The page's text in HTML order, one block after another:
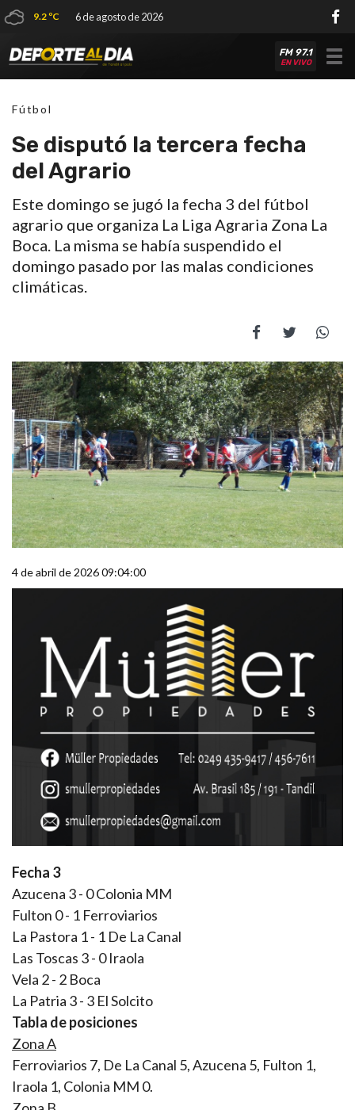
9.2 ºC 6 de agosto de 2026
FM 97.1
EN VIVO
Fútbol
Se disputó la tercera fecha
del Agrario
Este domingo se jugó la fecha 3 del fútbol
agrario que organiza La Liga Agraria Zona La
Boca. La misma se había suspendido el
domingo pasado por las malas condiciones
climáticas.
4 de abril de 2026 09:04:00
Fecha 3
Azucena 3 - 0 Colonia MM
Fulton 0 - 1 Ferroviarios
La Pastora 1 - 1 De La Canal
Las Toscas 3 - 0 Iraola
Vela 2 - 2 Boca
La Patria 3 - 3 El Solcito
Tabla de posiciones
Zona A
Ferroviarios 7, De La Canal 5, Azucena 5, Fulton 1,
Iraola 1, Colonia MM 0.